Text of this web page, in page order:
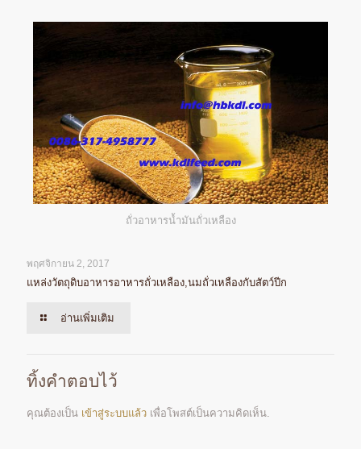
ถั่วอาหารน้ำมันถั่วเหลือง
พฤศจิกายน 2, 2017
แหล่งวัตถุดิบอาหารอาหารถั่วเหลือง,นมถั่วเหลืองกับสัตว์ปีก
อ่านเพิ่มเติม
ทิ้งคำตอบไว้
คุณต้องเป็น เข้าสู่ระบบแล้ว เพื่อโพสต์เป็นความคิดเห็น.